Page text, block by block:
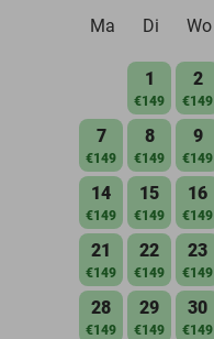
Ma
Di Wo
1
€149
2
€149
7
€149
8
€149
9
€149
14
€149
15
€149
16
€149
21
€149
22
€149
23
€149
28
€149
29
€149
30
€149